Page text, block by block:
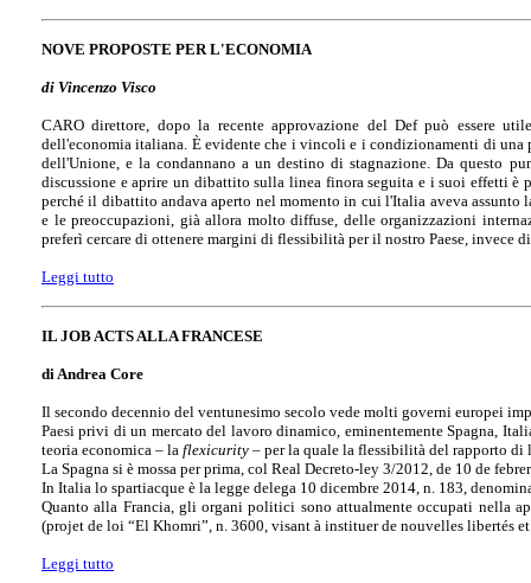
NOVE PROPOSTE PER L'ECONOMIA
di Vincenzo Visco
CARO direttore, dopo la recente approvazione del Def può essere
dell'economia italiana. È evidente che i vincoli e i condizionamenti di
dell'Unione, e la condannano a un destino di stagnazione. Da questo
discussione e aprire un dibattito sulla linea finora seguita e i suoi effetti è
perché il dibattito andava aperto nel momento in cui l'Italia aveva assunto
e le preoccupazioni, già allora molto diffuse, delle organizzazioni
preferì cercare di ottenere margini di flessibilità per il nostro Paese, invece
Leggi tutto
IL JOB ACTS ALLA FRANCESE
di Andrea Core
Il secondo decennio del ventunesimo secolo vede molti governi europei
Paesi privi di un mercato del lavoro dinamico, eminentemente Spagna,
teoria economica – la flexicurity – per la quale la flessibilità del rapporto di
La Spagna si è mossa per prima, col Real Decreto-ley 3/2012, de 10 de
In Italia lo spartiacque è la legge delega 10 dicembre 2014, n. 183,
Quanto alla Francia, gli organi politici sono attualmente occupati nella
(projet de loi “El Khomri”, n. 3600, visant à instituer de nouvelles libertés
Leggi tutto